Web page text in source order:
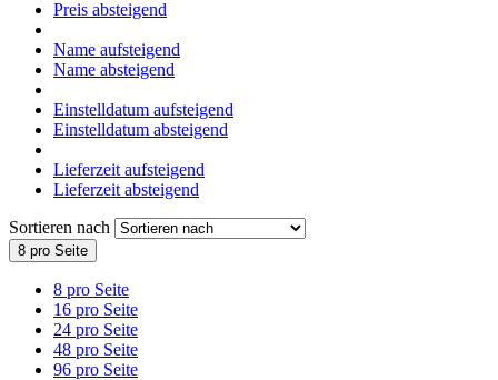
Preis absteigend
Name aufsteigend
Name absteigend
Einstelldatum aufsteigend
Einstelldatum absteigend
Lieferzeit aufsteigend
Lieferzeit absteigend
Sortieren nach
8 pro Seite
8 pro Seite
16 pro Seite
24 pro Seite
48 pro Seite
96 pro Seite